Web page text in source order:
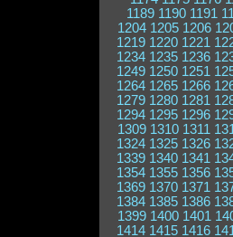
1189 1190 1191
1204 1205 1206
1219 1220 1221
1234 1235 1236
1249 1250 1251
1264 1265 1266
1279 1280 1281
1294 1295 1296
1309 1310 1311
1324 1325 1326
1339 1340 1341
1354 1355 1356
1369 1370 1371
1384 1385 1386
1399 1400 1401
1414 1415 1416